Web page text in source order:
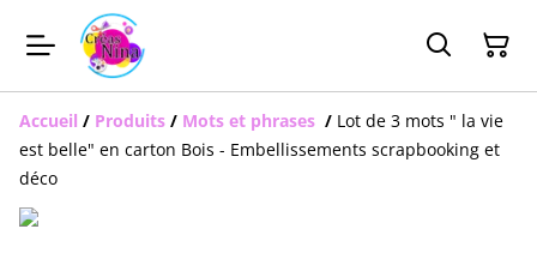
Accueil / Produits / Mots et phrases / Lot de 3 mots " la vie
est belle" en carton Bois - Embellissements scrapbooking et
déco